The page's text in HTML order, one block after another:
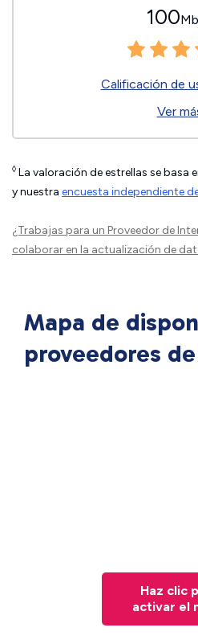
100
Calificación de
Ver
◊ La valoración de estrellas se basa
y nuestra encuesta independiente
¿Trabajas para un Proveedor de
colaborar en la actualización de
Mapa de
proveedores
Haz clic
activar el